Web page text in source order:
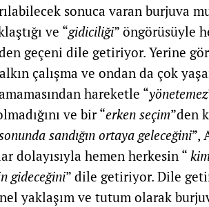
sonuca varan burjuva
ve “gidiciliği” öngörüsüyle
geçeni dile getiriyor. Yerine
çalışma ve ondan da çok
hareketle “yönetemez
ve bir “erken seçim”den
sandığın ortaya geleceğini”,
dolayısıyla hemen herkesin “
gideceğini” dile getiriyor. Dile
yaklaşım ve tutum olarak